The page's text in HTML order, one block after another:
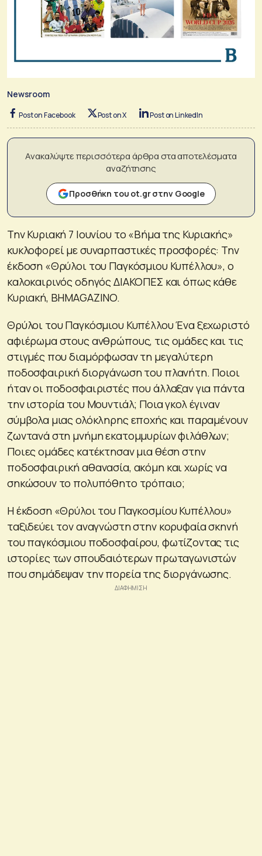
Newsroom
Post on Facebook Post on X Post on LinkedIn
Ανακαλύψτε περισσότερα άρθρα στα αποτελέσματα
αναζήτησης
Προσθήκη του ot.gr στην Google
Την Κυριακή 7 Ιουνίου το «Βήμα της Κυριακής»
κυκλοφορεί με συναρπαστικές προσφορές: Την
έκδοση «Θρύλοι του Παγκόσμιου Κυπέλλου», ο
καλοκαιρινός οδηγός ΔΙΑΚΟΠΕΣ και όπως κάθε
Κυριακή, ΒΗΜΑGAZINO.
Θρύλοι του Παγκόσμιου Κυπέλλου Ένα ξεχωριστό
αφιέρωμα στους ανθρώπους, τις ομάδες και τις
στιγμές που διαμόρφωσαν τη μεγαλύτερη
ποδοσφαιρική διοργάνωση του πλανήτη. Ποιοι
ήταν οι ποδοσφαιριστές που άλλαξαν για πάντα
την ιστορία του Μουντιάλ; Ποια γκολ έγιναν
σύμβολα μιας ολόκληρης εποχής και παραμένουν
ζωντανά στη μνήμη εκατομμυρίων φιλάθλων;
Ποιες ομάδες κατέκτησαν μια θέση στην
ποδοσφαιρική αθανασία, ακόμη και χωρίς να
σηκώσουν το πολυπόθητο τρόπαιο;
Η έκδοση «Θρύλοι του Παγκοσμίου Κυπέλλου»
ταξιδεύει τον αναγνώστη στην κορυφαία σκηνή
του παγκόσμιου ποδοσφαίρου, φωτίζοντας τις
ιστορίες των σπουδαιότερων πρωταγωνιστών
που σημάδεψαν την πορεία της διοργάνωσης.